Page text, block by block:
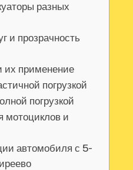
разных
и прозрачность
их применение
погрузкой
погрузкой
мотоциклов и
автомобиля с 5-